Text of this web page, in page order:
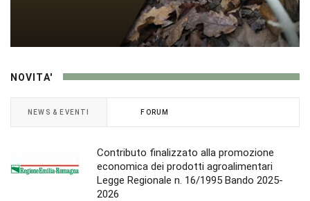
NOVITA'
NEWS & EVENTI FORUM
Contributo finalizzato alla promozione
economica dei prodotti agroalimentari
Legge Regionale n. 16/1995 Bando 2025-
2026